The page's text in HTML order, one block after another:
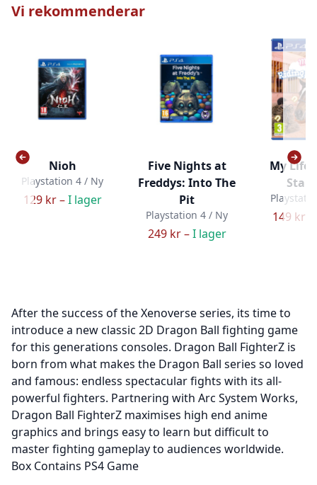
Vi rekommenderar
Nioh
Playstation 4 / Ny
129 kr –I lager
Five Nights at
Freddys: Into The
Pit
Playstation 4 / Ny
249 kr –I lager
My
149 kr –
After the success of the Xenoverse series, its time to
introduce a new classic 2D Dragon Ball fighting game
for this generations consoles. Dragon Ball FighterZ is
born from what makes the Dragon Ball series so loved
and famous: endless spectacular fights with its all-
powerful fighters. Partnering with Arc System Works,
Dragon Ball FighterZ maximises high end anime
graphics and brings easy to learn but difficult to
master fighting gameplay to audiences worldwide.
Box Contains PS4 Game